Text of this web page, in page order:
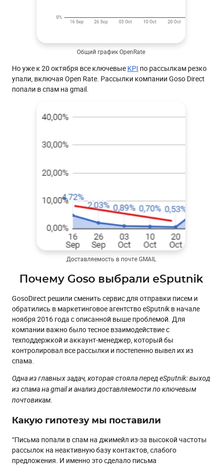
Общий график OpenRate
Но уже к 20 октября все ключевые KPI по рассылкам резко
упали, включая Open Rate. Рассылки компании Goso Direct
попали в спам на gmail.
Доставляемость в почте GMAIL
Почему Goso выбрали eSputnik
GosoDirect решили сменить сервис для отправки писем и
обратились в маркетинговое агентство eSputnik в начале
ноября 2016 года с описанной выше проблемой. Для
компании важно было тесное взаимодействие с
техподдержкой и аккаунт-менеджер, который бы
контролировал все рассылки и постепенно вывел их из
спама.
Одна из главных задач, которая стояла перед eSputnik: выход
из спама на gmail и анализ доставляемости по ключевым
почтовикам.
Какую гипотезу мы поставили
“Письма попали в спам на джимейл из-за высокой частоты
рассылок на неактивную базу контактов, слабого
предложения. И именно это сделало письма